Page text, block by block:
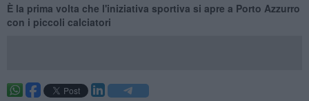
È la prima volta che l'iniziativa sportiva si apre a Porto Azzurro
con i piccoli calciatori